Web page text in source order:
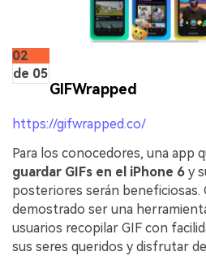
02
de 05
GIFWrapped
https://gifwrapped.co/
Para los conocedores, una app
guardar GIFs en el iPhone 6 y
posteriores serán beneficiosas.
demostrado ser una
usuarios recopilar GIF con
sus seres queridos y disfrutar